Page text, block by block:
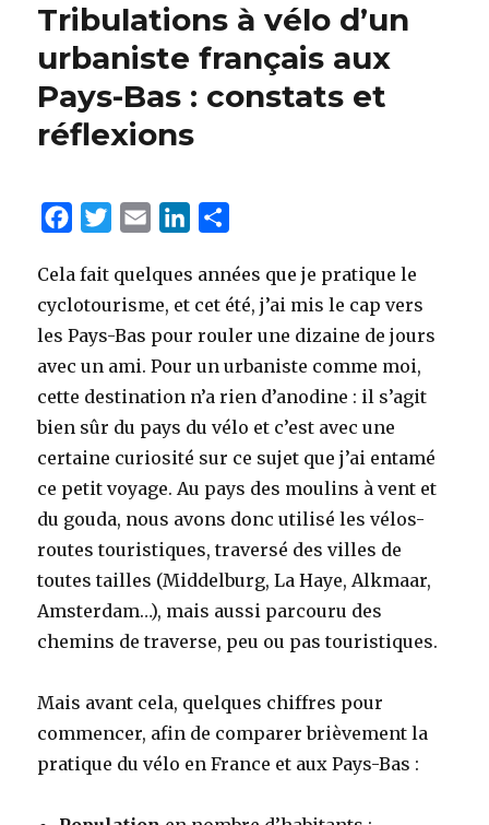
d’un
Tribulations à vélo d’un
urbaniste français aux
Pays-Bas : constats et
réflexions
c
e
b
o
o
k
T
i
t
t
e
r
a
i
l
n
k
e
d
I
n
r
t
a
g
e
r
Cela fait quelques années que je pratique le
cyclotourisme, et cet été, j’ai mis le cap vers
les Pays-Bas pour rouler une dizaine de jours
avec un ami. Pour un urbaniste comme moi,
cette destination n’a rien d’anodine : il s’agit
bien sûr du pays du vélo et c’est avec une
certaine curiosité sur ce sujet que j’ai entamé
ce petit voyage. Au pays des moulins à vent et
du gouda, nous avons donc utilisé les vélos-
routes touristiques, traversé des villes de
toutes tailles (Middelburg, La Haye, Alkmaar,
Amsterdam…), mais aussi parcouru des
chemins de traverse, peu ou pas touristiques.
Mais avant cela, quelques chiffres pour
commencer, afin de comparer brièvement la
pratique du vélo en France et aux Pays-Bas :